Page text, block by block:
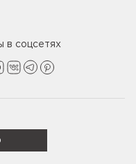
в соцсетях